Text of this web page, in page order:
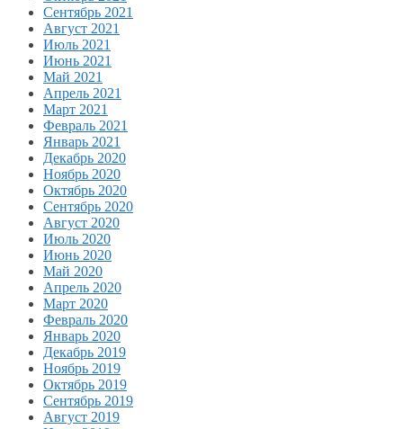
Сентябрь 2021
Август 2021
Июль 2021
Июнь 2021
Май 2021
Апрель 2021
Март 2021
Февраль 2021
Январь 2021
Декабрь 2020
Ноябрь 2020
Октябрь 2020
Сентябрь 2020
Август 2020
Июль 2020
Июнь 2020
Май 2020
Апрель 2020
Март 2020
Февраль 2020
Январь 2020
Декабрь 2019
Ноябрь 2019
Октябрь 2019
Сентябрь 2019
Август 2019